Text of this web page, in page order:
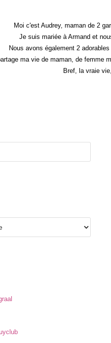
Moi c'est Audrey, maman de 2
Je suis mariée à Armand et
Nous avons également 2
ma vie de maman, de femme
Bref, la vraie